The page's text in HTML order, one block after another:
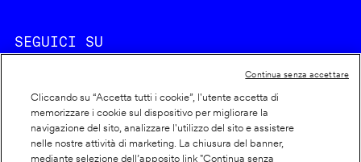
SEGUICI SU
Cookie policy
Cliccando su “Accetta tutti i cookie”, l'utente accetta di
memorizzare i cookie sul dispositivo per migliorare la
navigazione del sito, analizzare l'utilizzo del sito e assistere
nelle nostre attività di marketing. La chiusura del banner,
mediante selezione dell’apposito link "Continua senza
Continua senza accettare